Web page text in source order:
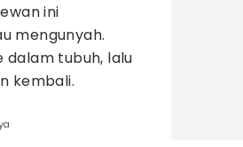
ini
mengunyah.
dalam tubuh, lalu
kembali.